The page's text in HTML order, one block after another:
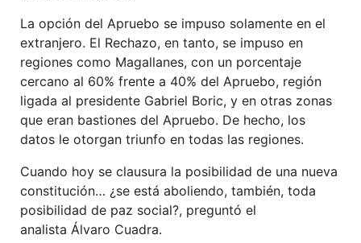
La opción del Apruebo se impuso solamente en el
extranjero. El Rechazo, en tanto, se impuso en
regiones como Magallanes, con un porcentaje
cercano al 60% frente a 40% del Apruebo, región
ligada al presidente Gabriel Boric, y en otras zonas
que eran bastiones del Apruebo. De hecho, los
datos le otorgan triunfo en todas las regiones.
Cuando hoy se clausura la posibilidad de una nueva
constitución… ¿se está aboliendo, también, toda
posibilidad de paz social?, preguntó el
analista Álvaro Cuadra.